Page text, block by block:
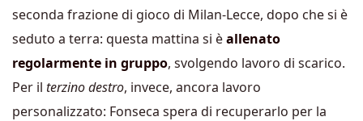
seconda frazione di gioco di Milan-Lecce, dopo che si è
seduto a terra: questa mattina si èallenato
regolarmente in gruppo, svolgendo lavoro di scarico.
Per il terzino destro, invece, ancora lavoro
personalizzato: Fonseca spera di recuperarlo per la